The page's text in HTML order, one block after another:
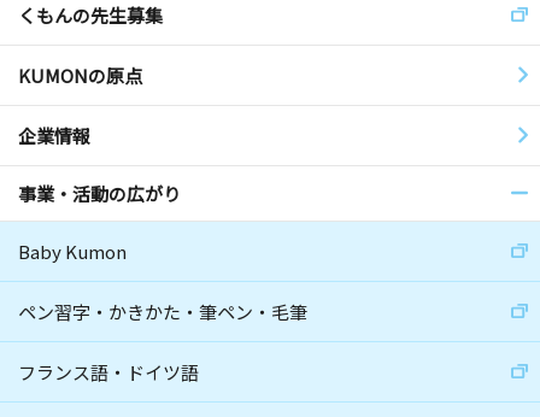
くもんの先生募集
KUMONの原点
企業情報
事業・活動の広がり
Baby Kumon
ペン習字・かきかた・筆ペン・毛筆
フランス語・ドイツ語